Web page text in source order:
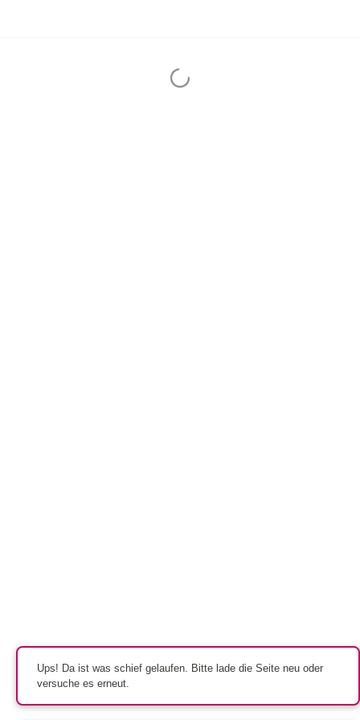
Ups! Da ist was schief gelaufen. Bitte lade die Seite neu oder
versuche es erneut.